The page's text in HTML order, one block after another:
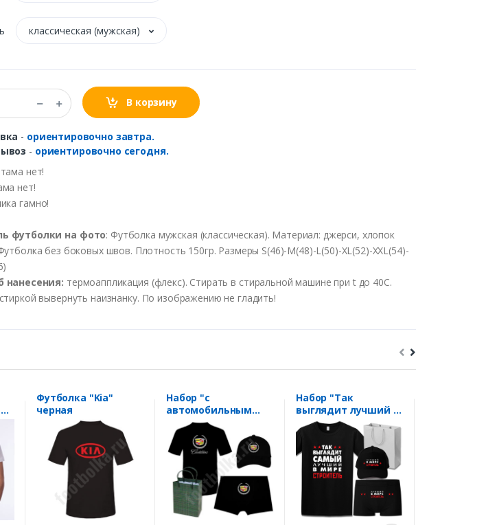
классическая (мужская)
В корзину
- ориентировочно завтра.
- ориентировочно сегодня.
нет!
нет!
гамно!
футболки на фото: Футболка мужская (классическая). Материал: джерси, хлопок
без боковых швов. Плотность 150гр. Размеры S(46)-M(48)-L(50)-XL(52)-XXL(54)-
нанесения: термоаппликация (флекс). Стирать в стиральной машине при t до 40С.
стиркой вывернутьнаизнанку. По изображению не гладить!
Футболка "Kia"
черная
Набор "с
автомобильным
логотипом Сadillac"
на заказ
Набор "Так
выглядит лучший в
мире строитель"